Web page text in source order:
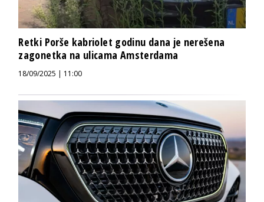
Retki Porše kabriolet godinu dana je nerešena
zagonetka na ulicama Amsterdama
18/09/2025 | 11:00